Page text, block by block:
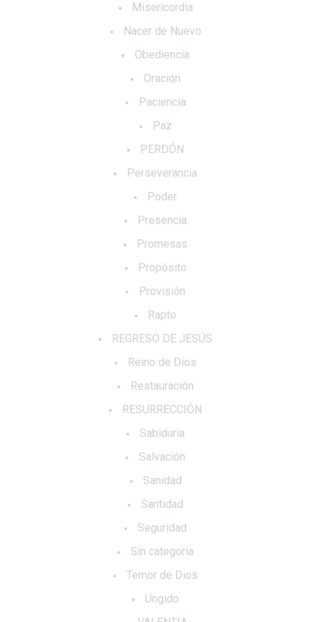
Misericordia
Nacer de Nuevo
Obediencia
Oración
Paciencia
Paz
PERDÓN
Perseverancia
Poder
Presencia
Promesas
Propósito
Provisión
Rapto
REGRESO DE JESÚS
Reino de Dios
Restauración
RESURRECCIÓN
Sabiduría
Salvación
Sanidad
Santidad
Seguridad
Sin categoría
Temor de Dios
Ungido